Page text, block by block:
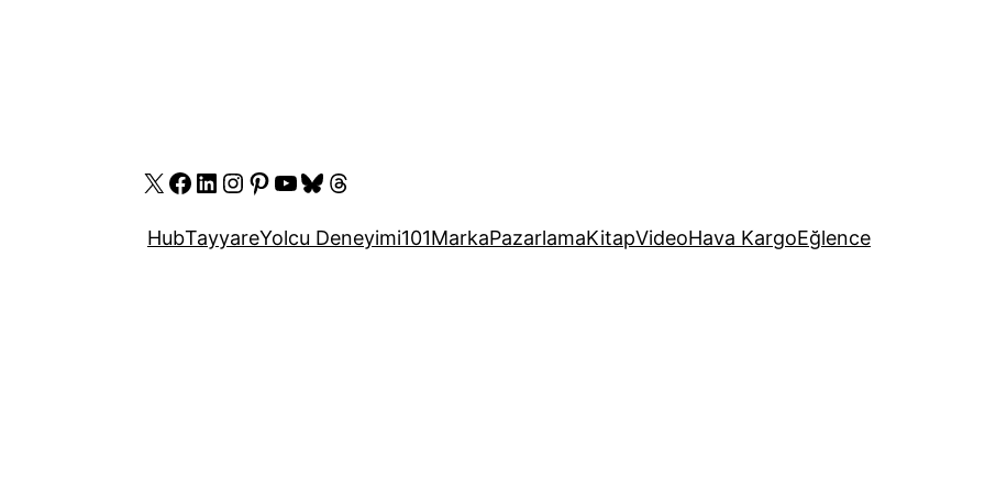
X Facebook
LinkedIn
Instagram
Pinterest
YouTube
Bluesky
Threads
HubTayyareYolcu Deneyimi101MarkaPazarlamaKitapVideoHava KargoEğlence